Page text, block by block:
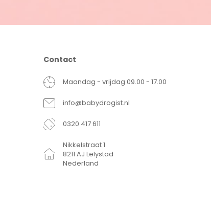
Contact
Maandag - vrijdag 09.00 - 17.00
info@babydrogist.nl
0320 417 611
Nikkelstraat 1
8211 AJ Lelystad
Nederland